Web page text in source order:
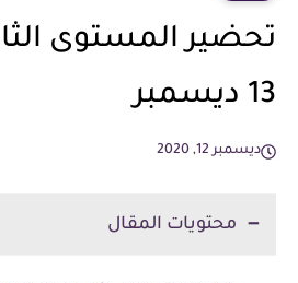
تحضير المستوى
13 ديسمبر
ديسمبر 12, 2020
محتويات المقال